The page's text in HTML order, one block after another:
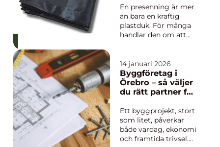
kabel falerar stannar
ofta hela systemet.
Därför h...
En presenning är mer
än bara en kraftig
plastduk. För många
handlar den om att
släpet,
byggmaterialet eller
utemöblerna. En bra
presenning förlänger
utrustning, minskar
underhåll och sparar
pen...
14 januari 2026
Byggföretag i
Örebro – så väljer
du rätt partner för
Ett byggprojekt, stort
som litet, påverkar
både vardag, ekonomi
och framtida trivsel.